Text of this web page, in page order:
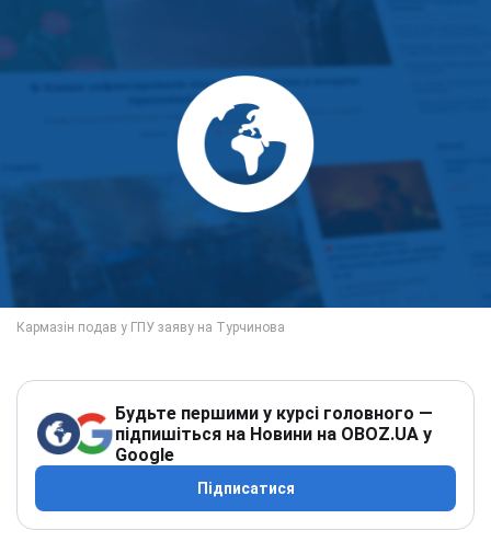
Будьте першими у курсі головного —
підпишіться на Новини на OBOZ.UA у
Google
Підписатися